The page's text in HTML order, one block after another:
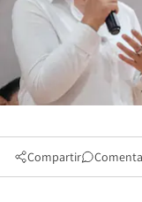
Compartir